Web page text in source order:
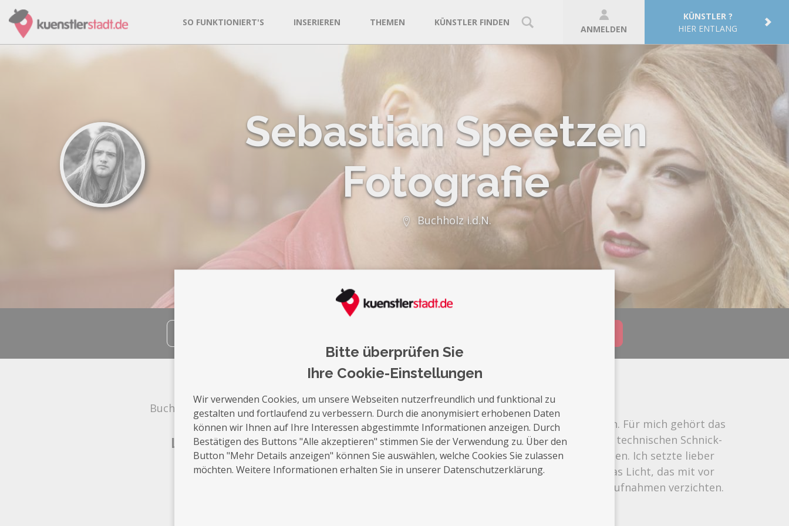
SO FUNKTIONIERT'S INSERIEREN THEMEN KÜNSTLER FINDEN
ANMELDEN
KÜNSTLER ?
HIER ENTLANG
Sebastian Speetzen
Fotografie
Buchholz i.d.N.
Buchholz i.d.N.
Leistungen
Werbe
Über Mich
Mein Name ist Sebastian Speetzen, Fotograf aus Buchholz.
Für mich ist Fotografie mehr als nur den Auslöser zu drücken. Für mich gehört das
Sehen und das Beherrschen der Technik auch dazu. Aber viel technischen Schnick-
Schnack brauche ich nicht um das perfekte Foto zu bekommen. Ich setzte lieber
auf natürliche Portraits und nutze dazu hauptsächlich nur das Licht, das mit vor
Ort zu Verfügung steht. Trotzdem mag ich nicht auf Studioaufnahmen verzichten.
Bitte überprüfen Sie
Ihre Cookie-Einstellungen
Wir verwenden Cookies, um unsere Webseiten nutzerfreundlich und funktional zu
gestalten und fortlaufend zu verbessern. Durch die anonymisiert erhobenen Daten
können wir Ihnen auf Ihre Interessen abgestimmte Informationen anzeigen. Durch
Bestätigen des Buttons "Alle akzeptieren" stimmen Sie der Verwendung zu. Über den
Button "Mehr Details anzeigen" können Sie auswählen, welche Cookies Sie zulassen
möchten. Weitere Informationen erhalten Sie in unserer Datenschutzerklärung.